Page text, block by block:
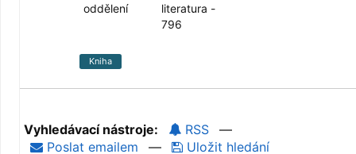
oddělení
literatura -
796
Kniha
Vyhledávací nástroje: RSS
—
Poslat emailem
— Uložit hledání